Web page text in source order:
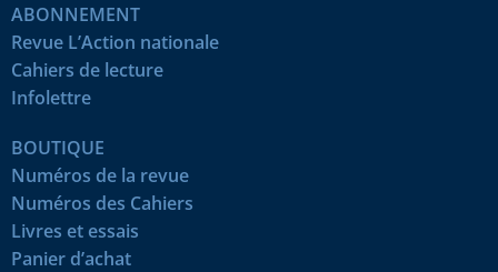
ABONNEMENT
Revue L’Action nationale
Cahiers de lecture
Infolettre
BOUTIQUE
Numéros de la revue
Numéros des Cahiers
Livres et essais
Panier d’achat